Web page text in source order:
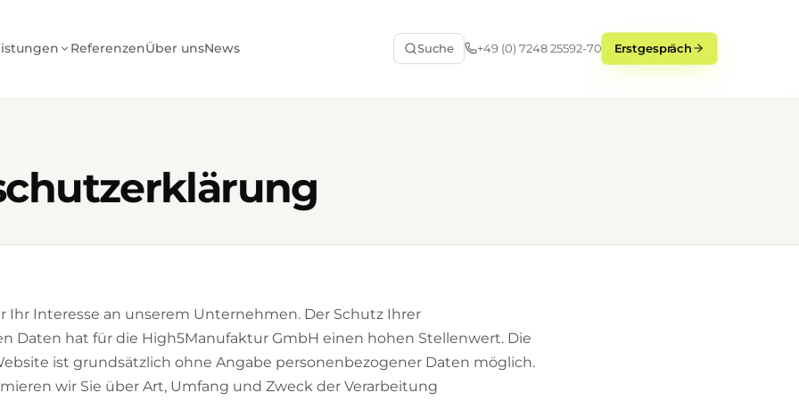
ReferenzenÜber unsNews Suche +49 (0) 7248 25592-70 Erstgespräch
Ihr Interesse an unserem Unternehmen. Der Schutz Ihrer
Daten hat für die High5Manufaktur GmbH einen hohen Stellenwert. Die
ist grundsätzlich ohne Angabe personenbezogener Daten möglich.
wir Sie über Art, Umfang und Zweck der Verarbeitung